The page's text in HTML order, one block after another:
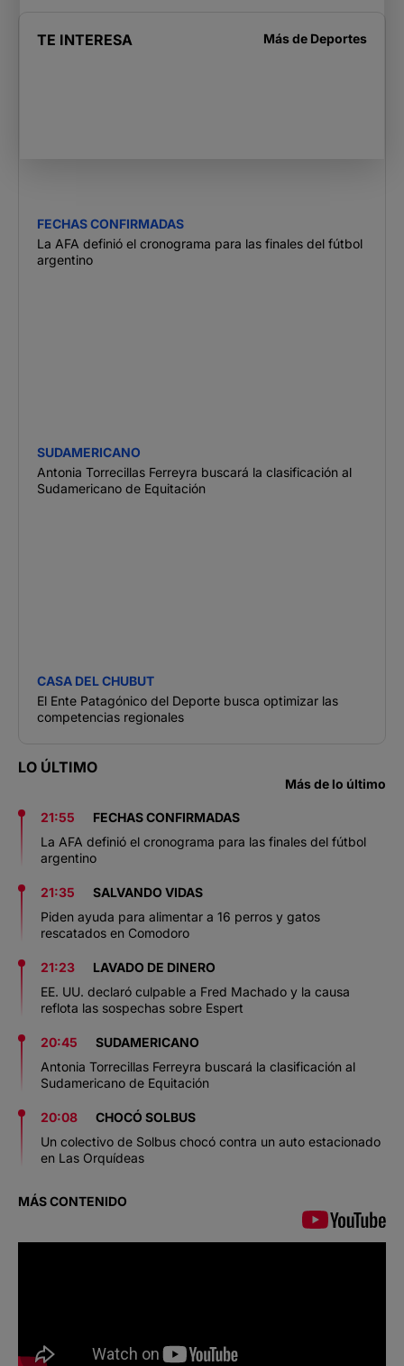
TE INTERESA Más de Deportes
FECHAS CONFIRMADAS
La AFA definió el cronograma para las finales del fútbol
argentino
SUDAMERICANO
Antonia Torrecillas Ferreyra buscará la clasificación al
Sudamericano de Equitación
CASA DEL CHUBUT
El Ente Patagónico del Deporte busca optimizar las
competencias regionales
LO ÚLTIMO
Más de lo último
21:55
FECHAS CONFIRMADAS
La AFA definió el cronograma para las finales del fútbol
argentino
21:35
SALVANDO VIDAS
Piden ayuda para alimentar a 16 perros y gatos
rescatados en Comodoro
21:23
LAVADO DE DINERO
EE. UU. declaró culpable a Fred Machado y la causa
reflota las sospechas sobre Espert
20:45
SUDAMERICANO
Antonia Torrecillas Ferreyra buscará la clasificación al
Sudamericano de Equitación
20:08
CHOCÓ SOLBUS
Un colectivo de Solbus chocó contra un auto estacionado
en Las Orquídeas
MÁS CONTENIDO